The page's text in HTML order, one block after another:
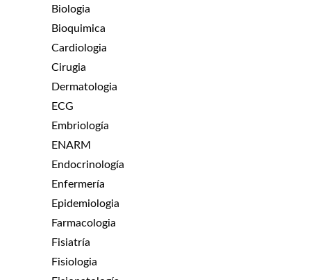
Biologia
Bioquimica
Cardiologia
Cirugia
Dermatologia
ECG
Embriología
ENARM
Endocrinología
Enfermería
Epidemiologia
Farmacologia
Fisiatría
Fisiologia